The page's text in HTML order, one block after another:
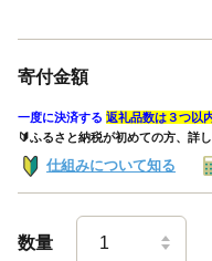
寄付金額
一度に決済する 返礼品数は３つ以
🔰ふるさと納税が初めての方、詳
仕組みについて知る
数量